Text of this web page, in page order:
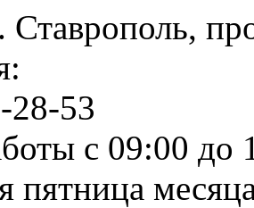
Ставрополь,
28-53
с 09:00 до
пятница